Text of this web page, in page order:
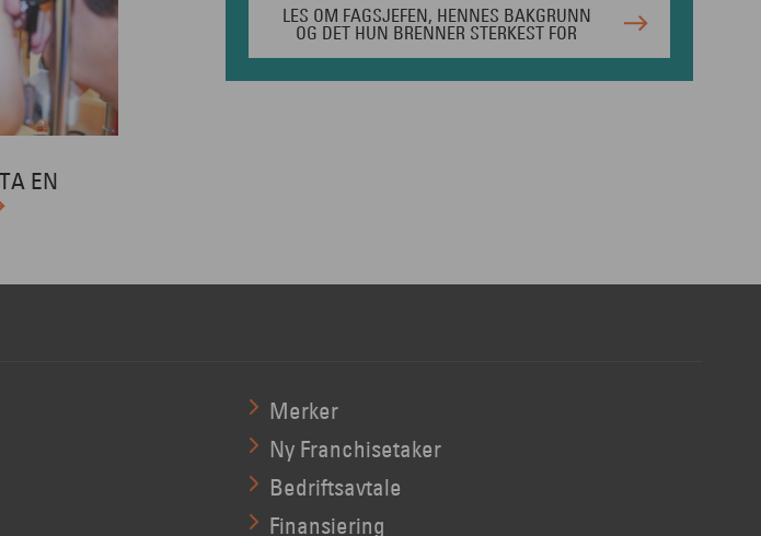
EN
LES OM FAGSJEFEN, HENNES BAKGRUNN
OG DET HUN BRENNER STERKEST FOR
Merker
Ny Franchisetaker
Bedriftsavtale
Finansiering